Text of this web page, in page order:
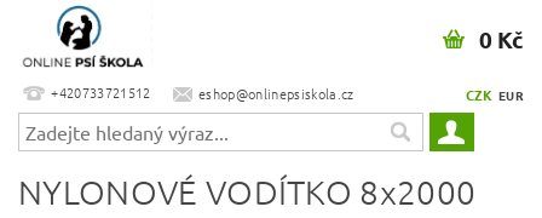
+420733721512 eshop@onlinepsiskola.cz CZK EUR
0 Kč
NYLONOVÉ VODÍTKO 8x2000